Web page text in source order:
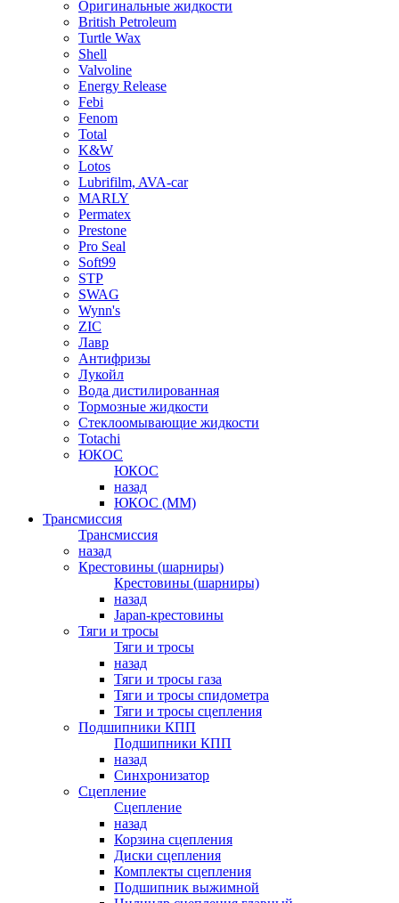
Оригинальные жидкости
British Petroleum
Turtle Wax
Shell
Valvoline
Energy Release
Febi
Fenom
Total
K&W
Lotos
Lubrifilm, AVA-car
MARLY
Permatex
Prestone
Pro Seal
Soft99
STP
SWAG
Wynn's
ZIC
Лавр
Антифризы
Лукойл
Вода дистилированная
Тормозные жидкости
Стеклоомывающие жидкости
Totachi
ЮКОС
ЮКОС
назад
ЮКОС (ММ)
Трансмиссия
Трансмиссия
назад
Крестовины (шарниры)
Крестовины (шарниры)
назад
Japan-крестовины
Тяги и тросы
Тяги и тросы
назад
Тяги и тросы газа
Тяги и тросы спидометра
Тяги и тросы сцепления
Подшипники КПП
Подшипники КПП
назад
Синхронизатор
Сцепление
Сцепление
назад
Корзина сцепления
Диски сцепления
Комплекты сцепления
Подшипник выжимной